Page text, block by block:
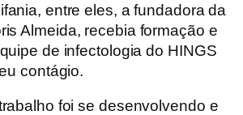
entre eles, a fundadora da
Almeida, recebia formação e
de infectologia do HINGS
contágio.
foi se desenvolvendo e